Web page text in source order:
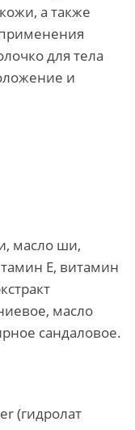
а также
для тела
и
масло ши,
Е, витамин
масло
сандаловое.
(гидролат